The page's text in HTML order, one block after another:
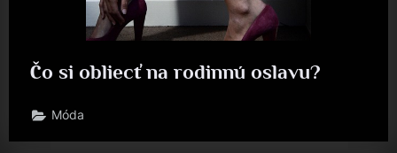
Čo si obliecť na rodinnú oslavu?
Móda